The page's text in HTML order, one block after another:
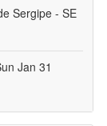
Sergipe - SE
Jan 31